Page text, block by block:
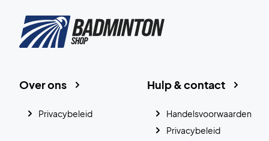
Hulp & contact
Handelsvoorwaarden
Privacybeleid
Over ons
Privacybeleid